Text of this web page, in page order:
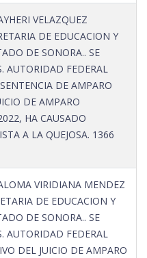
VELAZQUEZ
DE EDUCACION Y
DE SONORA.. SE
AUTORIDAD FEDERAL
DE AMPARO
DE AMPARO
HA CAUSADO
A LA QUEJOSA. 1366
VIRIDIANA MENDEZ
DE EDUCACION Y
DE SONORA.. SE
AUTORIDAD FEDERAL
DEL JUICIO DE AMPARO